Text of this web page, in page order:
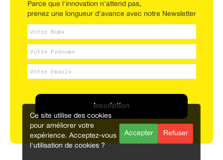
Ce site utilise des cookies
pour améliorer votre
expérience. Acceptez-vous
l'utilisation de cookies ?
Accepter Refuser
Parce que l'innovation n'attend pas,
prenez une longueur d'avance avec notre Newsletter
Inscription